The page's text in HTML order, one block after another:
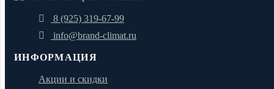
8 (925) 319-67-99
info@brand-climat.ru
ИНФОРМАЦИЯ
Акции и скидки